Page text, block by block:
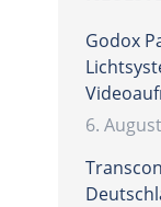
Godox
6.